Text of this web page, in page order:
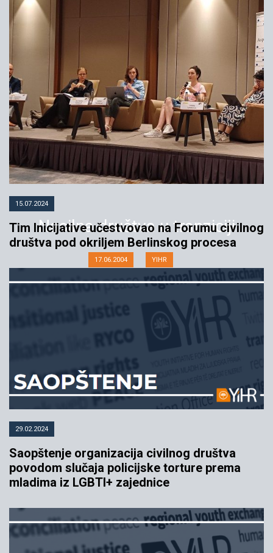
Nasilna društva u tranziciji
17.06.2004 YIHR
15.07.2024
Tim Inicijative učestvovao na Forumu civilnog
društva pod okriljem Berlinskog procesa
29.02.2024
Saopštenje organizacija civilnog društva
povodom slučaja policijske torture prema
mladima iz LGBTI+ zajednice